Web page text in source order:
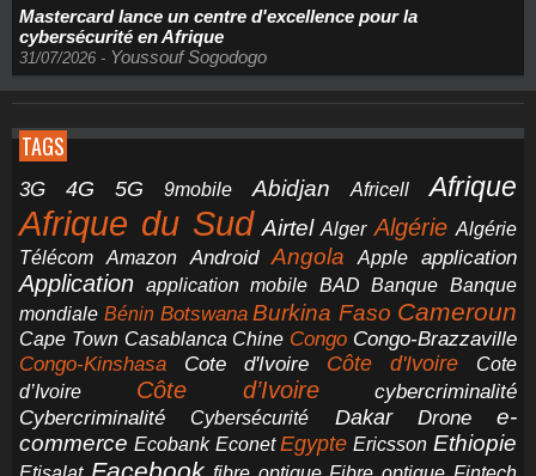
Mastercard lance un centre d'excellence pour la
cybersécurité en Afrique
31/07/2026 - Youssouf Sogodogo
TAGS
3G 4G 5G 9mobile Abidjan Africell Afrique
Afrique du Sud Airtel Alger Algérie Algérie
Télécom
Amazon Android Angola Apple application
Application application mobile BAD Banque Banque
mondiale Bénin Botswana Burkina Faso Cameroun
Cape Town Casablanca Chine Congo Congo-Brazzaville
Congo-Kinshasa Cote d'Ivoire Côte d'Ivoire
Cote
d’Ivoire
Côte d’Ivoire
cybercriminalité
Cybercriminalité
Cybersécurité Dakar Drone
e-
commerce Ecobank Econet Egypte Ericsson Ethiopie